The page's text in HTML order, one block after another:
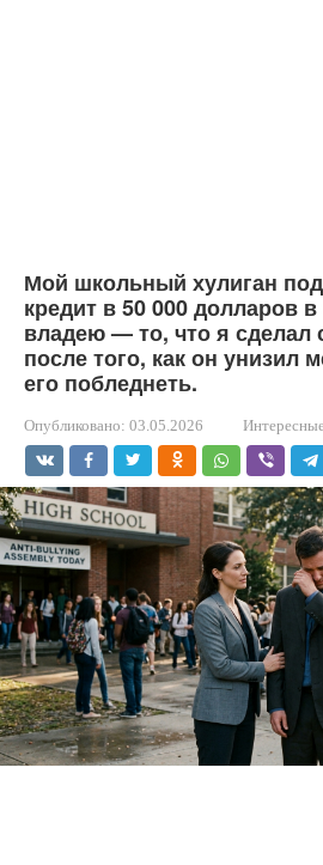
Мой школьный хулиган
кредит в 50 000 долларов
владею — то, что я сделал
после того, как он унизил
его побледнеть.
Опубликовано: 03.05.2026